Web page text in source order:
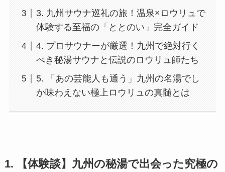
3. 九州サウナ巡礼の旅！温泉×ロウリュで
体験する至福の「ととのい」完全ガイド
4. プロサウナーが厳選！九州で絶対行く
べき秘湯サウナと伝説のロウリュ師たち
5. 「あの芸能人も通う」九州の名湯でし
か味わえない極上ロウリュの真髄とは
1. 【体験談】九州の秘湯で出会った究極の